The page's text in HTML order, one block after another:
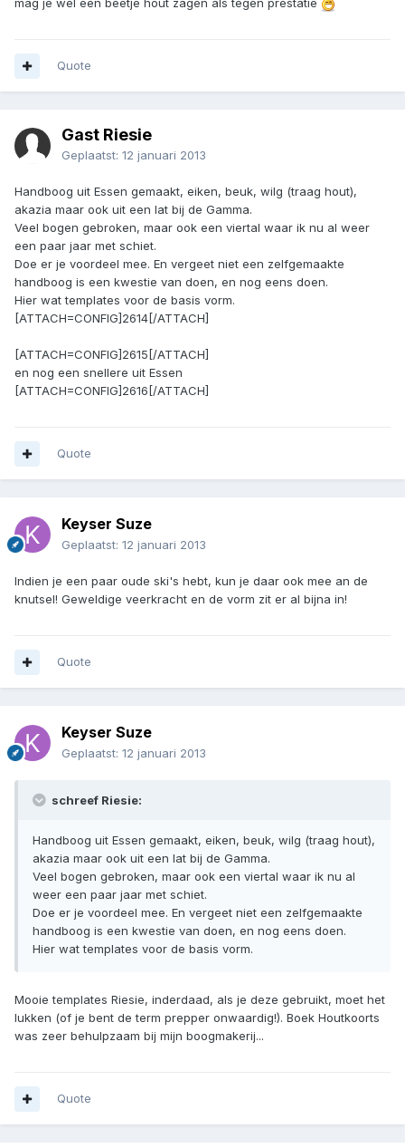
mag je wel een beetje hout zagen als tegen prestatie
Quote
Gast Riesie
Geplaatst: 12 januari 2013
Handboog uit Essen gemaakt, eiken, beuk, wilg (traag hout),
akazia maar ook uit een lat bij de Gamma.
Veel bogen gebroken, maar ook een viertal waar ik nu al weer
een paar jaar met schiet.
Doe er je voordeel mee. En vergeet niet een zelfgemaakte
handboog is een kwestie van doen, en nog eens doen.
Hier wat templates voor de basis vorm.
[ATTACH=CONFIG]2614[/ATTACH]
[ATTACH=CONFIG]2615[/ATTACH]
en nog een snellere uit Essen
[ATTACH=CONFIG]2616[/ATTACH]
Quote
Keyser Suze
Geplaatst: 12 januari 2013
Indien je een paar oude ski's hebt, kun je daar ook mee an de
knutsel! Geweldige veerkracht en de vorm zit er al bijna in!
Quote
Keyser Suze
Geplaatst: 12 januari 2013
schreef Riesie:
Handboog uit Essen gemaakt, eiken, beuk, wilg (traag hout),
akazia maar ook uit een lat bij de Gamma.
Veel bogen gebroken, maar ook een viertal waar ik nu al
weer een paar jaar met schiet.
Doe er je voordeel mee. En vergeet niet een zelfgemaakte
handboog is een kwestie van doen, en nog eens doen.
Hier wat templates voor de basis vorm.
Mooie templates Riesie, inderdaad, als je deze gebruikt, moet het
lukken (of je bent de term prepper onwaardig!). Boek Houtkoorts
was zeer behulpzaam bij mijn boogmakerij...
Quote